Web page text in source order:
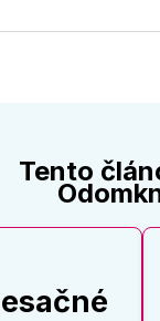
Tento